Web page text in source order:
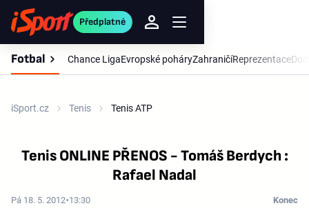
Předplatné
Fotbal Chance LigaEvropské poháryZahraničíReprezentace
iSport.cz Tenis Tenis ATP
Tenis ONLINE PŘENOS - Tomáš Berdych :
Rafael Nadal
Pá 18. 5. 2012 13:30 Konec